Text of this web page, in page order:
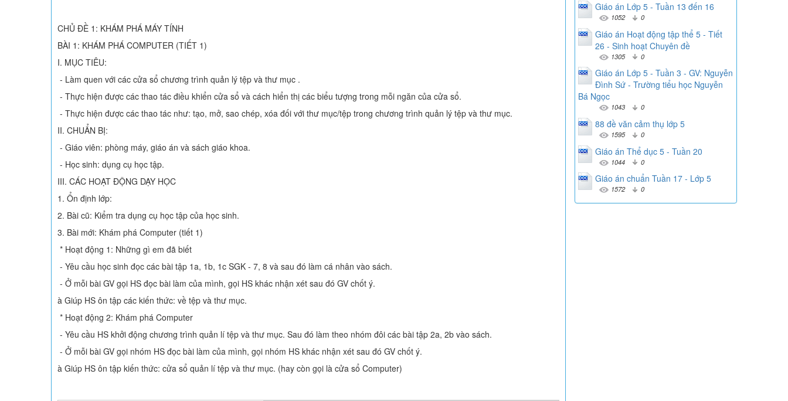
CHỦ ĐỀ 1: KHÁM PHÁ MÁY TÍNH
BÀI 1: KHÁM PHÁ COMPUTER (TIẾT 1)
I. MỤC TIÊU:
- Làm quen với các cửa sổ chương trình quản lý tệp và thư mục .
- Thực hiện được các thao tác điều khiển cửa sổ và cách hiển thị các biểu tượng trong mỗi ngăn của cửa sổ.
- Thực hiện được các thao tác như: tạo, mở, sao chép, xóa đối với thư mục/tệp trong chương trình quản lý tệp và thư mục.
II. CHUẨN BỊ:
- Giáo viên: phòng máy, giáo án và sách giáo khoa.
- Học sinh: dụng cụ học tập.
III. CÁC HOẠT ĐỘNG DẠY HỌC
1. Ổn định lớp:
2. Bài cũ: Kiểm tra dụng cụ học tập của học sinh.
3. Bài mới: Khám phá Computer (tiết 1)
* Hoạt động 1: Những gì em đã biết
- Yêu cầu học sinh đọc các bài tập 1a, 1b, 1c SGK - 7, 8 và sau đó làm cá nhân vào sách.
- Ở mỗi bài GV gọi HS đọc bài làm của mình, gọi HS khác nhận xét sau đó GV chốt ý.
à Giúp HS ôn tập các kiến thức: về tệp và thư mục.
* Hoạt động 2: Khám phá Computer
- Yêu cầu HS khởi động chương trình quản lí tệp và thư mục. Sau đó làm theo nhóm đôi các bài tập 2a, 2b vào sách.
- Ở mỗi bài GV gọi nhóm HS đọc bài làm của mình, gọi nhóm HS khác nhận xét sau đó GV chốt ý.
à Giúp HS ôn tập kiến thức: cửa sổ quản lí tệp và thư mục. (hay còn gọi là cửa sổ Computer)
Giáo án Lớp 5 - Tuần 13 đến 16
1052 0
Giáo án Hoạt động tập thể 5 - Tiết
26 - Sinh hoạt Chuyên đề
1305 0
Giáo án Lớp 5 - Tuần 3 - GV: Nguyễn
Đình Sứ - Trường tiểu học Nguyễn
Bá Ngọc
1043 0
88 đề văn cảm thụ lớp 5
1595 0
Giáo án Thể dục 5 - Tuần 20
1044 0
Giáo án chuẩn Tuần 17 - Lớp 5
1572 0